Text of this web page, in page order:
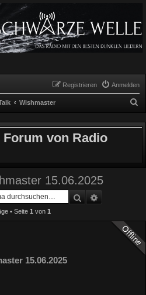
Anmelden
Registrieren
Wishmaster
c
von Radio
15.06.2025
Suche
• Seite 1 von 1
15.06.2025